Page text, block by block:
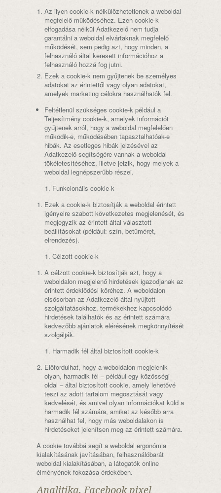
Az ilyen cookie-k nélkülözhetetlenek a weboldal
megfelelő működéséhez. Ezen cookie-k
elfogadása nélkül Adatkezelő nem tudja
garantálni a weboldal elvártaknak megfelelő
működését, sem pedig azt, hogy minden, a
felhasználó által keresett információhoz a
felhasználó hozzá fog jutni.
Ezek a cookie-k nem gyűjtenek be személyes
adatokat az érintettől vagy olyan adatokat,
amelyek marketing célokra használhatók fel.
Feltétlenül szükséges cookie-k például a
Teljesítmény cookie-k, amelyek információt
gyűjtenek arról, hogy a weboldal megfelelően
működik-e, működésében tapasztalhatóak-e
hibák. Az esetleges hibák jelzésével az
Adatkezelő segítségére vannak a weboldal
tökéletesítéséhez, illetve jelzik, hogy melyek a
weboldal legnépszerűbb részei.
Funkcionális cookie-k
Ezek a cookie-k biztosítják a weboldal érintett
igényeire szabott következetes megjelenését, és
megjegyzik az érintett által választott
beállításokat (például: szín, betűméret,
elrendezés).
Célzott cookie-k
A célzott cookie-k biztosítják azt, hogy a
weboldalon megjelenő hirdetések igazodjanak az
érintett érdeklődési köréhez. A weboldalon
elsősorban az Adatkezelő által nyújtott
szolgáltatásokhoz, termékekhez kapcsolódó
hirdetések találhatók és az érintett számára
kedvezőbb ajánlatok elérésének megkönnyítését
szolgálják.
Harmadik fél által biztosított cookie-k
Előfordulhat, hogy a weboldalon megjelenik
olyan, harmadik fél – például egy közösségi
oldal – által biztosított cookie, amely lehetővé
teszi az adott tartalom megosztását vagy
kedvelését, és amivel olyan információkat küld a
harmadik fél számára, amiket az később arra
használhat fel, hogy más weboldalakon is
hirdetéseket jelenítsen meg az érintett számára.
A cookie továbbá segít a weboldal ergonómia
kialakításának javításában, felhasználóbarát
weboldal kialakításában, a látogatók online
élményének fokozása érdekében.
Analitika, Facebook pixel